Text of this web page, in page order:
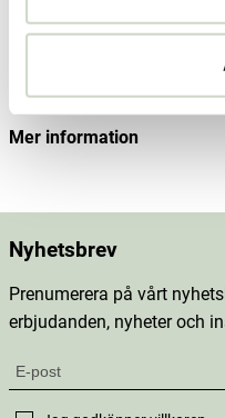
Innehåll
Mer information
Nyhetsbrev
Prenumerera på vårt
erbjudanden, nyheter och